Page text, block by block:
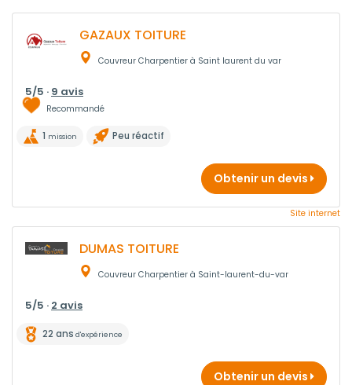
GAZAUX TOITURE
Couvreur Charpentier à Saint laurent du var
5/5 · 9 avis
Recommandé
1 mission Peu réactif
Obtenir un devis
Site internet
DUMAS TOITURE
Couvreur Charpentier à Saint-laurent-du-var
5/5 · 2 avis
22 ans d'expérience
Obtenir un devis